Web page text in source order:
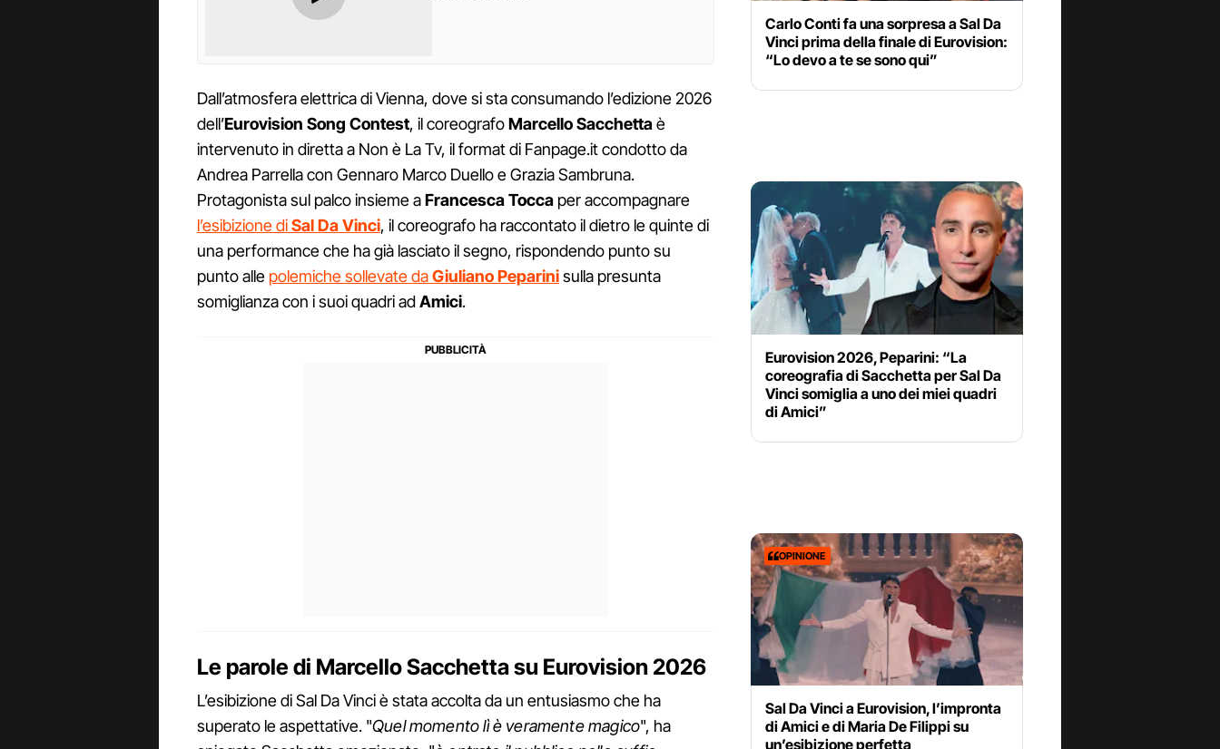
Dall’atmosfera elettrica di Vienna, dove si sta consumando l’edizione 2026
dell’Eurovision Song Contest, il coreografoMarcello Sacchettaè
intervenuto in diretta a Non è La Tv, il format di Fanpage.it condotto da
Andrea Parrella con Gennaro Marco Duello e Grazia Sambruna.
Protagonista sul palco insieme aFrancesca Tocca per accompagnare
l’esibizione diSal Da Vinci, il coreografo ha raccontato il dietro le quinte di
una performance che ha già lasciato il segno, rispondendo punto su
punto alle polemiche sollevate daGiuliano Peparinisulla presunta
somiglianza con i suoi quadri adAmici.
Le parole di Marcello Sacchetta su Eurovision 2026
L’esibizione di Sal Da Vinci è stata accolta da un entusiasmo che ha
superato le aspettative. "Quel momento lì è veramente magico", ha
Carlo Conti fa una sorpresa a Sal Da
Vinci prima della finale di Eurovision:
“Lo devo a te se sono qui”
Eurovision 2026, Peparini: “La
coreografia di Sacchetta per Sal Da
Vinci somiglia a uno dei miei quadri
di Amici”
OPINIONE
Sal Da Vinci a Eurovision, l’impronta
di Amici e di Maria De Filippi su
un’esibizione perfetta